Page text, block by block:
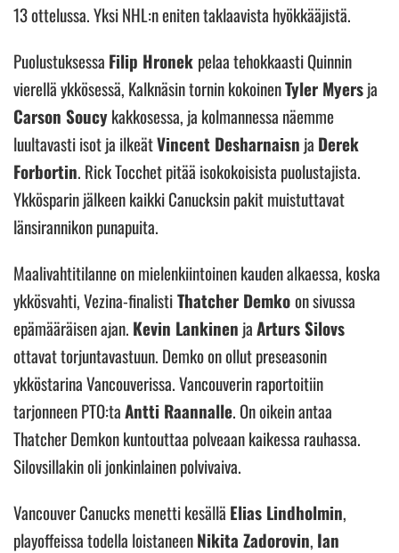
13 ottelussa. Yksi NHL:n eniten taklaavista hyökkääjistä.
Puolustuksessa Filip Hronek pelaa tehokkaasti Quinnin
vierellä ykkösessä, Kalknäsin tornin kokoinenTyler Myersja
Carson Soucykakkosessa, ja kolmannessa näemme
luultavasti isot ja ilkeätVincent Desharnaisn ja Derek
Forbortin. Rick Tocchet pitää isokokoisista puolustajista.
Ykkösparin jälkeen kaikki Canucksin pakit muistuttavat
länsirannikon punapuita.
Maalivahtitilanne on mielenkiintoinen kauden alkaessa, koska
ykkösvahti, Vezina-finalistiThatcher Demkoon sivussa
epämääräisen ajan. Kevin Lankinen jaArturs Silovs
ottavat torjuntavastuun. Demko on ollut preseasonin
ykköstarina Vancouverissa. Vancouverin raportoitiin
tarjonneen PTO:taAntti Raannalle. On oikein antaa
Thatcher Demkon kuntouttaa polveaan kaikessa rauhassa.
Silovsillakin oli jonkinlainen polvivaiva.
Vancouver Canucks menetti kesällä Elias Lindholmin,
playoffeissa todella loistaneenNikita Zadorovin, Ian